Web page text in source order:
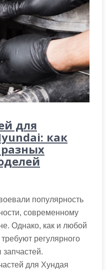
для
как
популярность
современному
Однако, как и любой
регулярного
для Хундая